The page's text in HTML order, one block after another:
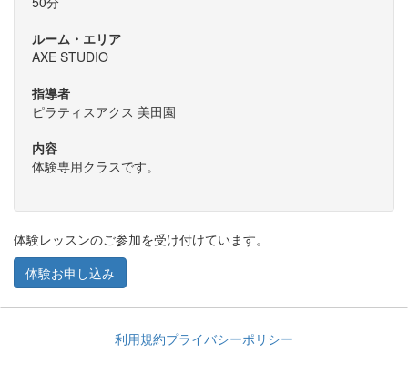
ルーム・エリア
AXE STUDIO
指導者
ピラティスアクス 美田園
内容
体験専用クラスです。
体験レッスンのご参加を受け付けています。
体験お申し込み
利用規約プライバシーポリシー